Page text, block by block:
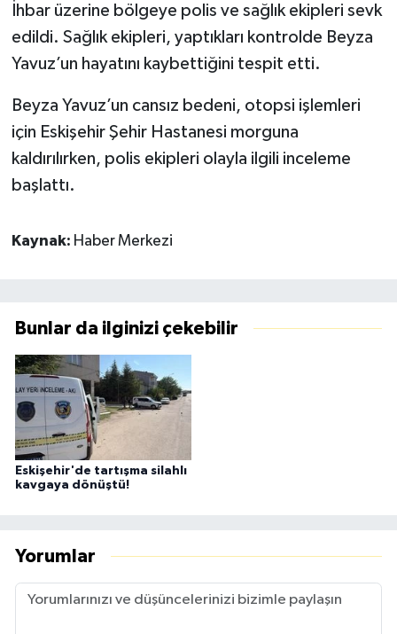
İhbar üzerine bölgeye polis ve sağlık ekipleri sevk
edildi. Sağlık ekipleri, yaptıkları kontrolde Beyza
Yavuz’un hayatını kaybettiğini tespit etti.
Beyza Yavuz’un cansız bedeni, otopsi işlemleri
için Eskişehir Şehir Hastanesi morguna
kaldırılırken, polis ekipleri olayla ilgili inceleme
başlattı.
Kaynak: Haber Merkezi
Bunlar da ilginizi çekebilir
Eskişehir'de tartışma silahlı
kavgaya dönüştü!
Yorumlar